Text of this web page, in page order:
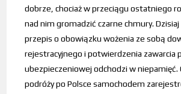
dobrze, chociaż w przeciągu ostatniego
nad nim gromadzić czarne chmury.
przepis o obowiązku wożenia ze sobą
rejestracyjnego i potwierdzenia zawarcia
ubezpieczeniowej odchodzi w niepamięć.
podróży po Polsce samochodem